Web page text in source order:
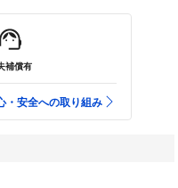
補償有
・安全への取り組み